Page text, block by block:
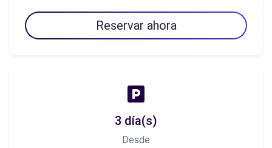
Reservar ahora
3 día(s)
Desde